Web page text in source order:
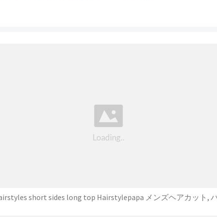
short sides long top Hairstylepapa メンズヘアカット,